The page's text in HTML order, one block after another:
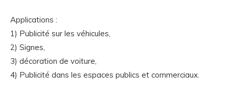
Applications :
1) Publicité sur les véhicules,
2) Signes,
3) décoration de voiture,
4) Publicité dans les espaces publics et commerciaux.